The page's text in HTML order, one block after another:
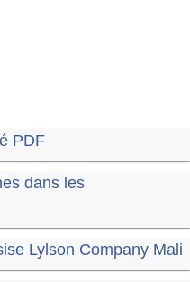
PDF
dans les
Lylson Company Mali